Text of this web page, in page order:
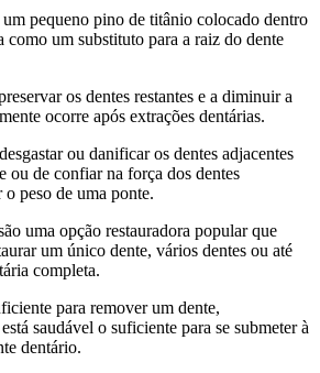
pequeno pino de titânio colocado dentro
como um substituto para a raiz do dente
os dentes restantes e a diminuir a
ocorre após extrações dentárias.
ou danificar os dentes adjacentes
ou de confiar na força dos dentes
o peso de uma ponte.
uma opção restauradora popular que
um único dente, vários dentes ou até
completa.
para remover um dente,
saudável o suficiente para se submeter à
dentário.